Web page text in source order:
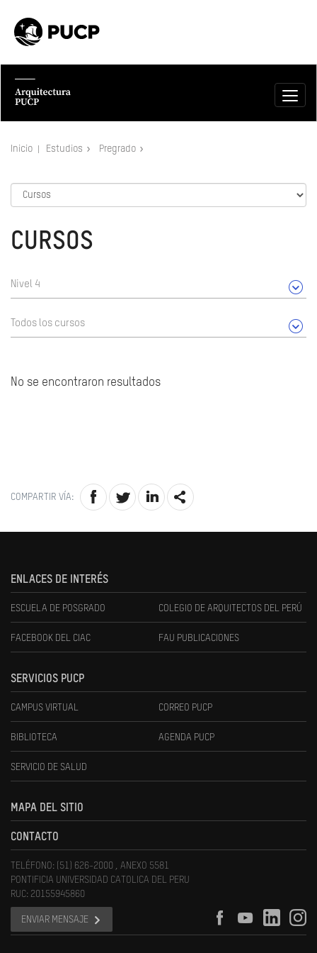
Inicio Estudios Pregrado
CURSOS
Nivel 4
Todos los cursos
No se encontraron resultados
COMPARTIR VÍA:
ENLACES DE INTERÉS
ESCUELA DE POSGRADO COLEGIO DE ARQUITECTOS DEL PERÚ
FACEBOOK DEL CIAC FAU PUBLICACIONES
SERVICIOS PUCP
CAMPUS VIRTUAL CORREO PUCP
BIBLIOTECA AGENDA PUCP
SERVICIO DE SALUD
MAPA DEL SITIO
CONTACTO
TELÉFONO: (51) 626-2000 , ANEXO 5581
PONTIFICIA UNIVERSIDAD CATOLICA DEL PERU
RUC: 20155945860
ENVIAR MENSAJE